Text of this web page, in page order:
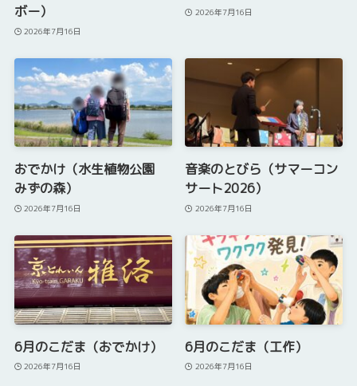
ボー）
2026年7月16日
2026年7月16日
おでかけ（水生植物公園
みずの森）
2026年7月16日
音楽のとびら（サマーコン
サート2026）
2026年7月16日
6月のこだま（おでかけ）
2026年7月16日
6月のこだま（工作）
2026年7月16日